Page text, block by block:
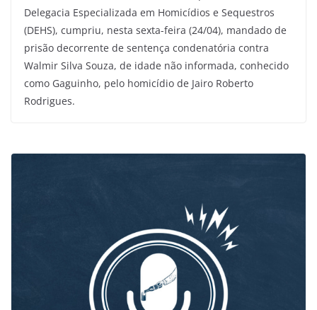
Delegacia Especializada em Homicídios e Sequestros
(DEHS), cumpriu, nesta sexta-feira (24/04), mandado de
prisão decorrente de sentença condenatória contra
Walmir Silva Souza, de idade não informada, conhecido
como Gaguinho, pelo homicídio de Jairo Roberto
Rodrigues.